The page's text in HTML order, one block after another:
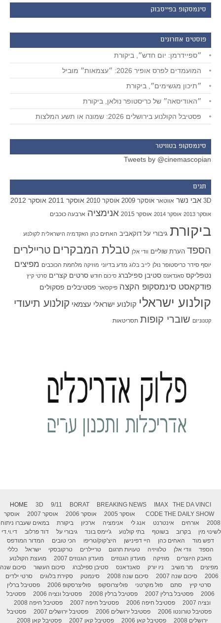
סינמסקופ בפייסבוק
פוסטים אחרונים
״ספיידרמן: יום חדש״, ביקורת
המועמדים לפרס אופיר 2026: ״עצמאות״ מוביל
״תיכון מגשימים״, ביקורת
״האודיסאה״ של כריסטופר נולאן, ביקורת
פסטיבל הקולנוע בירושלים 2026: שמונה או תשע המלצות
סינמסקופ בטוויטר
Tweets by @cinemascopian
תגים
3D אבי נשר אווטאר אוסקר 2009 אוסקר 2010 אוסקר 2011 אוסקר 2012
אוסקר 2013 אוסקר 2014 אוסקר 2015 אנימציה ארבעה כוכבים
ביקורת גיבורי על דוקאביב האחים כהן האקדמיה הישראלית לקולנוע
הספד הערת שוליים וודי אלן טבלת המבקרים טריילרים
יוסף סידר כריסטופר נולן לייב בלוג מדע בדיוני מוזיקה מלחמת הכוכבים מפיצים
נטפליקס סאנדאנס סטיבן ספילברג סיכום חודש סרטים קצרים סרטי קיץ
פודקאסט סינמסקופ הקצה פיקסאר פסטיבלים פסקולים
קולנוע ישראלי קולנוע ישראלי עצמאי קולנוע תיעודי
קטנוניזם שוברי קופות תסריטאות
HOME 3D 9/11 BORAT BREAKING NEWS IMAX
THE DA VINCI
CODE THE DAILY SHOW אוסקר 2005 אוסקר 2006 אוסקר 2007
אוסקר
2008
אורחים אינטרנט אנג לי אנימציה ארכיון ביקורת
במאים שעברו ניתוח
לשינוי מין
בקרוב בשוטף בתי קולנוע ג'יימס בונד גיבורי על דוד פרלוב
די.וי.די
דפש מוד
האחים כהן היי דפינישן היצ'קוק/טריפו הכי טובים
המדור המודפס
הספד
וודי אלן טלוויזיה טעויות תרגום טריילרים טרקובסקי ישראל
כללי
מאבק היוצרים
מוזיקה מועדון הגנוזים מועדון הגנוזים 2007
מועצת הקולנוע
מפיצים
מר משיב ניו יורק סאנדאנס סטיבן ספילברג סיכום העשור
סיכום שנה
2006
סיכום שנה 2007 סיכום שנה 2008 סינמטק סקירת בלוגים
סרטי ילדים
סרטי קיץ
סתם פול מקרטני פוליצרוסקופ פוליצרסקופ 2006
פסטיבל ברלין
2006
פסטיבל ברלין 2007 פסטיבל ברלין 2008 פסטיבל ונציה 2006
פסטיבל
ונציה 2007
פסטיבל חיפה 2006 פסטיבל חיפה 2007
פסטיבל חיפה 2008
פסטיבל טורונטו 2006
פסטיבל ירושלים 2006 פסטיבל ירושלים 2007
פסטיבל
ירושלים 2008
פסטיבל קאן 2006 פסטיבל קאן 2007 פסטיבל קאן 2008